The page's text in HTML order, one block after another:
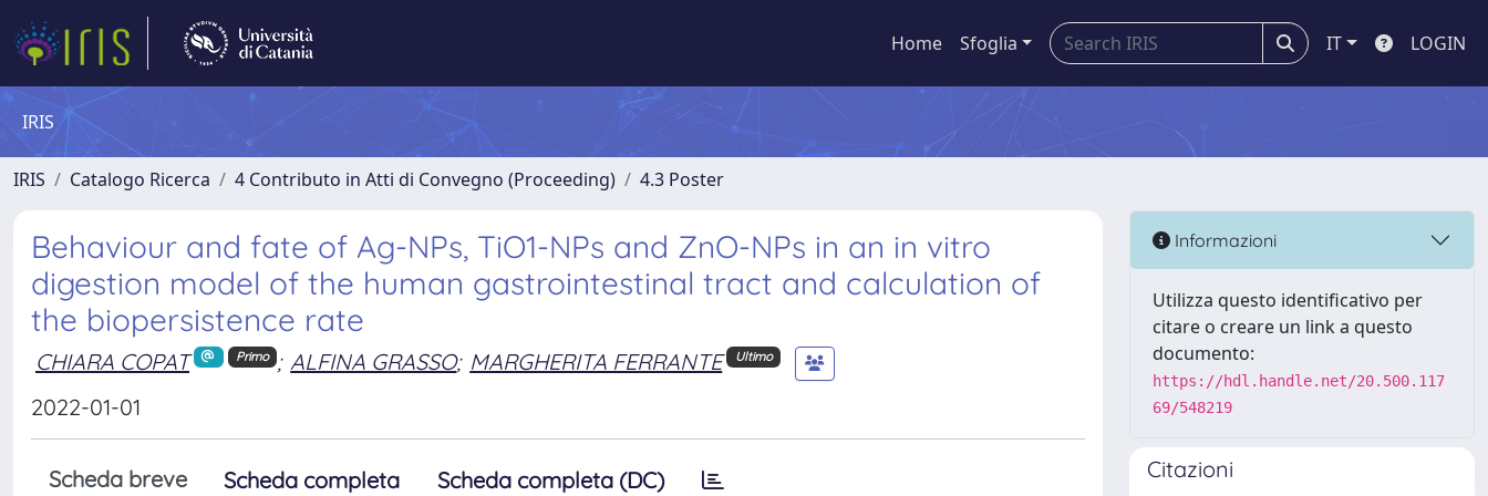
Home Sfoglia IT LOGIN
IRIS
IRIS Catalogo Ricerca 4 Contributo in Atti di Convegno (Proceeding) 4.3 Poster
Behaviour and fate of Ag-NPs, TiO1-NPs and ZnO-NPs in an in vitro
digestion model of the human gastrointestinal tract and calculation of
the biopersistence rate
CHIARA COPAT Primo ; ALFINA GRASSO; MARGHERITA FERRANTE Ultimo
2022-01-01
Scheda breve Scheda completa Scheda completa (DC)
Informazioni
Utilizza questo identificativo per
citare o creare un link a questo
documento:
https://hdl.handle.net/20.500.117
69/548219
Citazioni